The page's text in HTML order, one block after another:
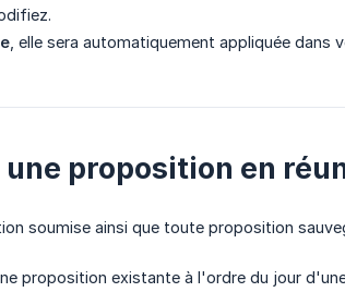
, elle sera automatiquement appliquée dans
proposition en
soumise ainsi que toute proposition
proposition existante à l'ordre du jour